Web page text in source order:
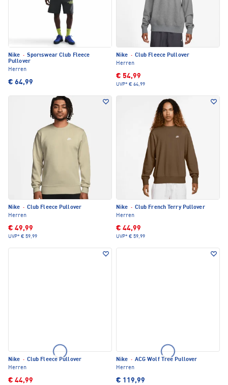
Nike · Sportswear Club Fleece
Pullover
Herren
€ 64,99
Nike · Club Fleece Pullover
Herren
€ 54,99
UVP* € 64,99
Nike · Club Fleece Pullover
Herren
€ 49,99
UVP* € 59,99
Nike · Club French Terry Pullover
Herren
€ 44,99
UVP* € 59,99
Nike · Club Fleece Pullover
Herren
€ 44,99
Nike · ACG Wolf Tree Pullover
Herren
€ 119,99